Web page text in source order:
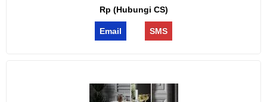
Rp (Hubungi CS)
Email SMS